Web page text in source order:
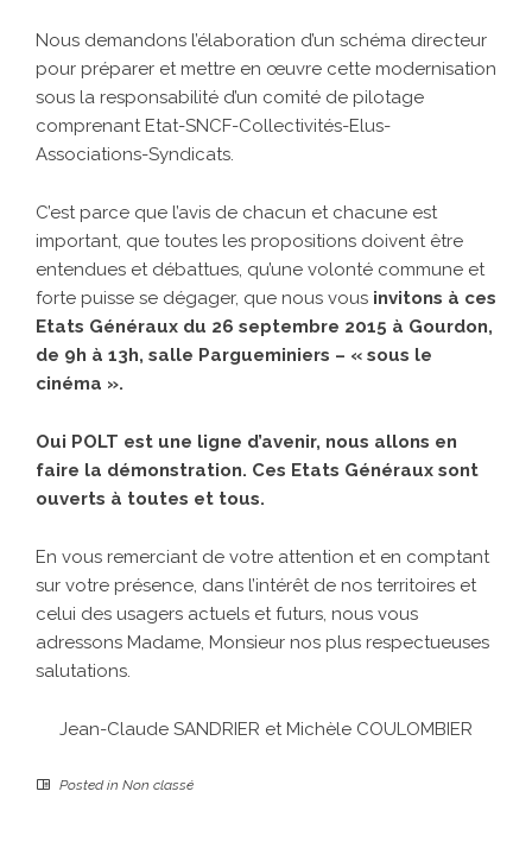
Nous demandons l’élaboration d’un schéma directeur
pour préparer et mettre en œuvre cette modernisation
sous la responsabilité d’un comité de pilotage
comprenant Etat-SNCF-Collectivités-Elus-
Associations-Syndicats.
C’est parce que l’avis de chacun et chacune est
important, que toutes les propositions doivent être
entendues et débattues, qu’une volonté commune et
forte puisse se dégager, que nous vous invitons à ces
Etats Généraux du 26 septembre 2015 à Gourdon,
de 9h à 13h, salle Pargueminiers – « sous le
cinéma ».
Oui POLT est une ligne d’avenir, nous allons en
faire la démonstration. Ces Etats Généraux sont
ouverts à toutes et tous.
En vous remerciant de votre attention et en comptant
sur votre présence, dans l’intérêt de nos territoires et
celui des usagers actuels et futurs, nous vous
adressons Madame, Monsieur nos plus respectueuses
salutations.
Jean-Claude SANDRIER et Michèle COULOMBIER
Posted in Non classé